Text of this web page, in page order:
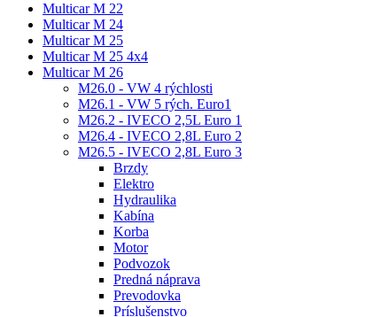
Multicar M 22
Multicar M 24
Multicar M 25
Multicar M 25 4x4
Multicar M 26
M26.0 - VW 4 rýchlosti
M26.1 - VW 5 rých. Euro1
M26.2 - IVECO 2,5L Euro 1
M26.4 - IVECO 2,8L Euro 2
M26.5 - IVECO 2,8L Euro 3
Brzdy
Elektro
Hydraulika
Kabína
Korba
Motor
Podvozok
Predná náprava
Prevodovka
Príslušenstvo